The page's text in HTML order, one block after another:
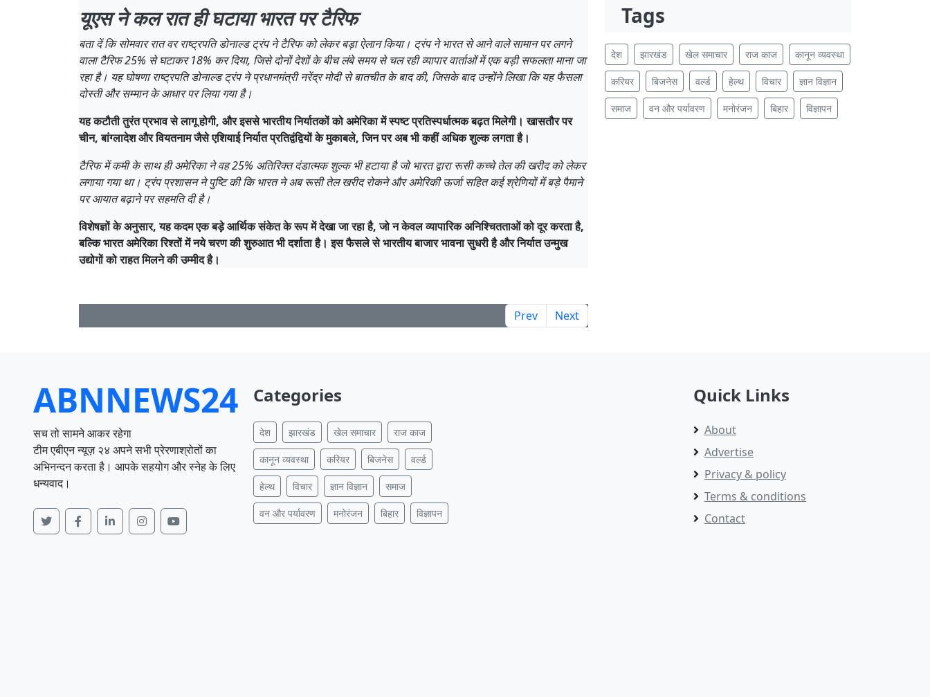
यूएस ने कल रात ही घटाया भारत पर टैरिफ
बता दें कि सोमवार रात वर राष्ट्रपति डोनाल्ड ट्रंप ने टैरिफ को लेकर बड़ा ऐलान किया। ट्रंप ने भारत से आने वाले सामान पर लगने
वाला टैरिफ 25% से घटाकर 18% कर दिया, जिसे दोनों देशों के बीच लंबे समय से चल रही व्यापार वार्ताओं में एक बड़ी सफलता माना जा
रहा है। यह घोषणा राष्ट्रपति डोनाल्ड ट्रंप ने प्रधानमंत्री नरेंद्र मोदी से बातचीत के बाद की, जिसके बाद उन्होंने लिखा कि यह फैसला
दोस्ती और सम्मान के आधार पर लिया गया है।
यह कटौती तुरंत प्रभाव से लागू होगी, और इससे भारतीय निर्यातकों को अमेरिका में स्पष्ट प्रतिस्पर्धात्मक बढ़त मिलेगी। खासतौर पर
चीन, बांग्लादेश और वियतनाम जैसे एशियाई निर्यात प्रतिद्वंद्वियों के मुकाबले, जिन पर अब भी कहीं अधिक शुल्क लगता है।
टैरिफ में कमी के साथ ही अमेरिका ने वह 25% अतिरिक्त दंडात्मक शुल्क भी हटाया है जो भारत द्वारा रूसी कच्चे तेल की खरीद को लेकर
लगाया गया था। ट्रंप प्रशासन ने पुष्टि की कि भारत ने अब रूसी तेल खरीद रोकने और अमेरिकी ऊर्जा सहित कई श्रेणियों में बड़े पैमाने
पर आयात बढ़ाने पर सहमति दी है।
विशेषज्ञों के अनुसार, यह कदम एक बड़े आर्थिक संकेत के रूप में देखा जा रहा है, जो न केवल व्यापारिक अनिश्चितताओं को दूर करता है,
बल्कि भारत अमेरिका रिश्तों में नये चरण की शुरुआत भी दर्शाता है। इस फैसले से भारतीय बाजार भावना सुधरी है और निर्यात उन्मुख
उद्योगों को राहत मिलने की उम्मीद है।
Prev Next
Tags
देश झारखंड खेल समाचार राज काज कानून व्यवस्था
करियर बिजनेस वर्ल्ड हेल्थ विचार ज्ञान विज्ञान
समाज वन और पर्यावरण मनोरंजन बिहार विज्ञापन
ABNNEWS24
सच तो सामने आकर रहेगा
टीम एबीएन न्यूज़ २४ अपने सभी प्रेरणाश्रोतों का
अभिनन्दन करता है। आपके सहयोग और स्नेह के लिए
धन्यवाद।
Categories
देश झारखंड खेल समाचार राज काज
कानून व्यवस्था करियर बिजनेस वर्ल्ड
हेल्थ विचार ज्ञान विज्ञान समाज
वन और पर्यावरण मनोरंजन बिहार विज्ञापन
Quick Links
About
Advertise
Privacy & policy
Terms & conditions
Contact